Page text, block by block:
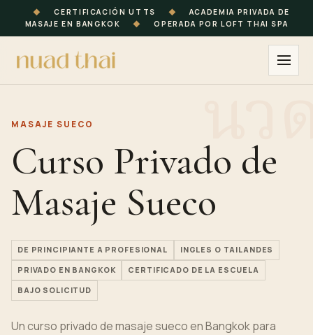
◆ CERTIFICACIÓN UTTS ◆
ACADEMIA PRIVADA DE
MASAJE EN BANGKOK
◆ OPERADA POR LOFT THAI SPA
MASAJE SUECO
Curso Privado de
Masaje Sueco
DE PRINCIPIANTE A PROFESIONAL INGLES O TAILANDES
PRIVADO EN BANGKOK CERTIFICADO DE LA ESCUELA
BAJO SOLICITUD
Un curso privado de masaje sueco en Bangkok para